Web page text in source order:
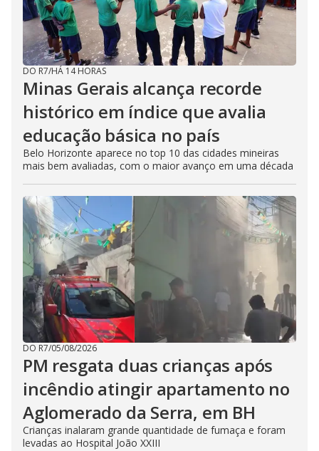
DO R7/HÁ 14 HORAS
Minas Gerais alcança recorde
histórico em índice que avalia
educação básica no país
Belo Horizonte aparece no top 10 das cidades mineiras
mais bem avaliadas, com o maior avanço em uma década
DO R7/05/08/2026
PM resgata duas crianças após
incêndio atingir apartamento no
Aglomerado da Serra, em BH
Crianças inalaram grande quantidade de fumaça e foram
levadas ao Hospital João XXIII